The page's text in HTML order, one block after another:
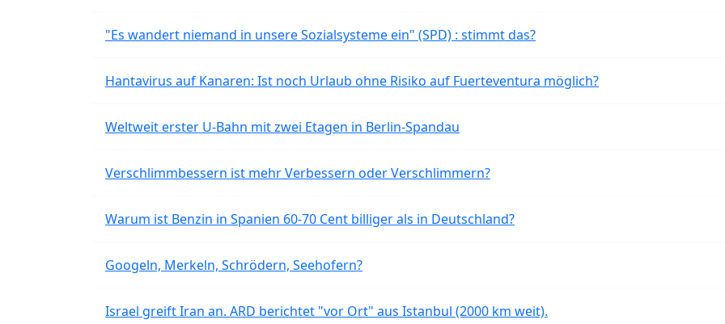
"Es wandert niemand in unsere Sozialsysteme ein" (SPD) : stimmt das?
Hantavirus auf Kanaren: Ist noch Urlaub ohne Risiko auf Fuerteventura möglich?
Weltweit erster U-Bahn mit zwei Etagen in Berlin-Spandau
Verschlimmbessern ist mehr Verbessern oder Verschlimmern?
Warum ist Benzin in Spanien 60-70 Cent billiger als in Deutschland?
Googeln, Merkeln, Schrödern, Seehofern?
Israel greift Iran an. ARD berichtet "vor Ort" aus Istanbul (2000 km weit).